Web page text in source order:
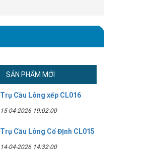
SẢN PHẨM MỚI
Trụ Cầu Lông xếp CL016
15-04-2026 19:02:00
Trụ Cầu Lông Cố ĐỊnh CL015
14-04-2026 14:32:00